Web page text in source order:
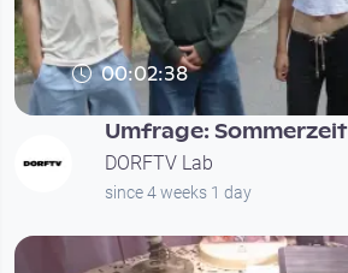
00:02:38
Umfrage: Sommerzeit
DORFTV Lab
since 4 weeks 1 day